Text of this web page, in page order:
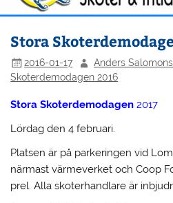
Stora
2016-01-17 Anders
Skoterdemodagen 2016
Stora Skoterdemodagen 2017
Lördag den 4 februari.
Platsen är på parkeringen vid
närmast värmeverket och Coop
prel. Alla skoterhandlare är